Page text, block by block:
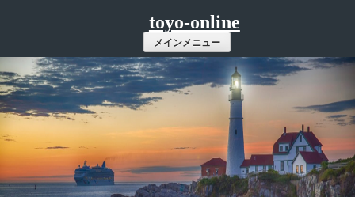
ツ
へ
ス
キ
ッ
プ
toyo-online
メインメニュー